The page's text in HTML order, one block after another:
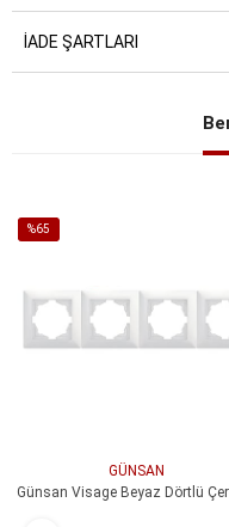
İADE ŞARTLARI
%65
GÜNSAN
Günsan Visage Beyaz Dörtlü